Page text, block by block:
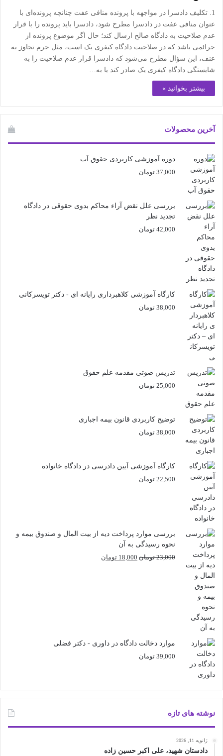
1. تکلیف دادسرا در مواجهه با پرونده منافی عفت چنانچه پرونده‌ای با
عنوان منافی عفت در دادسرا مطرح شود، دادسرا باید پرونده را با قرار
عدم صلاحیت به دادگاه صالح ارسال کند؛ حال اگر موضوع پرونده از
جرائمی باشد که در صلاحیت دادگاه کیفری یک است، مثل جرم تجاوز به
عنف، این سؤال مطرح می‌شود که دادسرا قرار عدم صلاحیت را به
شایستگی دادگاه کیفری یک صادر کند یا به…
بیشتر بخوانید »
آخرین محصولات
دوره آموزشی کاربردی حقوق آب
37,000 تومان
بررسی علل نقض آراء محاکم بدوی حقوقی در دادگاه
تجدید نظر
42,000 تومان
کارگاه آموزشی کلاهبرداری رایانه ای - دکتر تویسرکانی
38,000 تومان
تدریس صوتی مقدمه علم حقوق
25,000 تومان
توضیح کاربردی قانون بیمه اجباری
38,000 تومان
کارگاه آموزشی آیین دادرسی در دادگاه خانواده
22,500 تومان
بررسی موارد پرداخت دیه از بیت المال و صندوق بیمه و
نحوه رسیدگی به آن
23,000 تومان قیمت
18,000 تومان
موارد دخالت دادگاه در داوری - دکتر فضلی
39,000 تومان
نوشته های تازه
ژانویه 11, 2026
دادستان شهید، علی اکبر حسین زاده